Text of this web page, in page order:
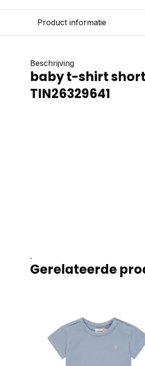
Product informatie
Beschrijving
baby t-shirt
TIN26329641
.
Gerelateerde